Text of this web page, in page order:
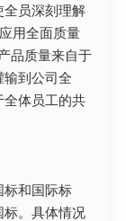
全员深刻理解
用全面质量
品质量来自于
输到公司全
全体员工的共
标和国际标
标。具体情况